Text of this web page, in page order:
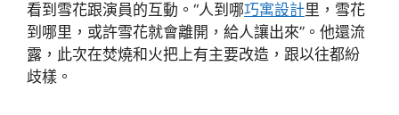
看到雪花跟演員的互動。“人到哪巧寓設計里，雪花
到哪里，或許雪花就會離開，給人讓出來”。他還流
露，此次在焚燒和火把上有主要改造，跟以往都紛
歧樣。